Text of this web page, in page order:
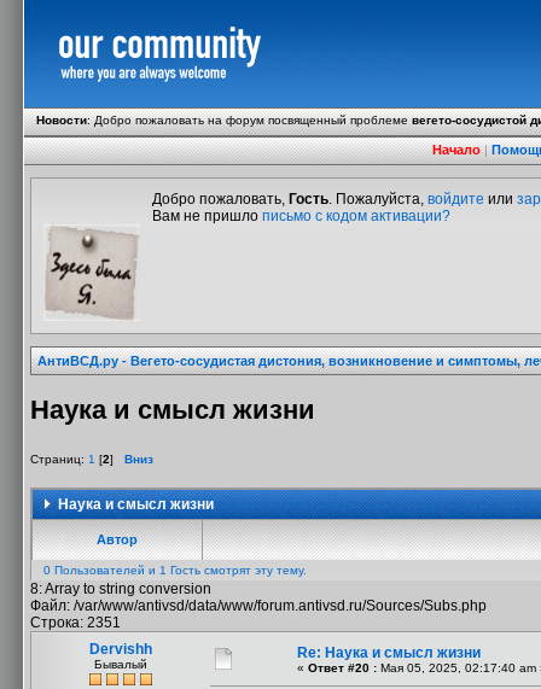
Новости:Добро пожаловать на форум посвященный проблемевегето-сосудистой
Начало|
Добро пожаловать, Гость. Пожалуйста, войдите или
Вам не пришло письмо с кодом активации?
АнтиВСД.ру - Вегето-сосудистая дистония, возникновение и симптомы,
Наука и смысл жизни
Страниц: 1 [2] Вниз
Наука и смысл жизни
Автор
0 Пользователей и 1 Гость смотрят эту тему.
8: Array to string conversion
Файл: /var/www/antivsd/data/www/forum.antivsd.ru/Sources/Subs.php
Строка: 2351
Dervishh
Бывалый
Re: Наука и смысл жизни
« Ответ #20 : Мая 05, 2025, 02:17:40 am